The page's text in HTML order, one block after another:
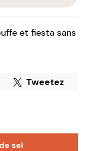
et fiesta sans
Tweetez
sel